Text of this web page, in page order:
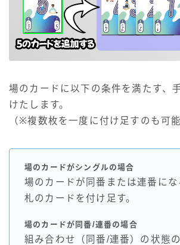
場のカードに以下の条件を満たす、
けたします。
（※複数枚を一度に付け足すのも可能
場のカードがシングルの場合
場のカードが同番または連番に
札のカードを付け足す。
場のカードが同番/連番の場合
組み合わせ（同番/連番）の状態